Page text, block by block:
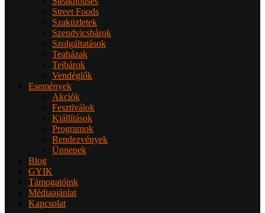
Street Foods
Szaküzletek
Szendvicsbárok
Szolgáltatások
Teaházak
Tejbárok
Vendéglők
Események
Akciók
Fesztiválok
Kiállítások
Programok
Rendezvények
Ünnepek
Blog
GYIK
Támogatóink
Médiaajánlat
Kapcsolat